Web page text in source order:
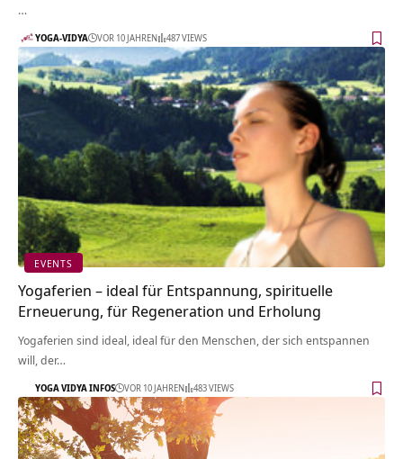
…
YOGA-VIDYA VOR 10 JAHREN 487 VIEWS
EVENTS
Yogaferien – ideal für Entspannung, spirituelle
Erneuerung, für Regeneration und Erholung
Yogaferien sind ideal, ideal für den Menschen, der sich entspannen
will, der…
YOGA VIDYA INFOS VOR 10 JAHREN 483 VIEWS